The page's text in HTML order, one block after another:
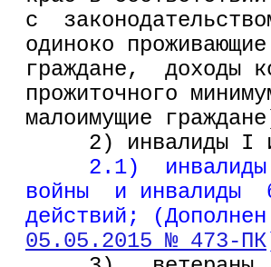
с
одиноко проживающие
граждане,  доходы
прожиточного
малоимущие
2) инвалиды I
2.1)
войны  и инвалиды
действий;
05.05.2015 № 473-ПК